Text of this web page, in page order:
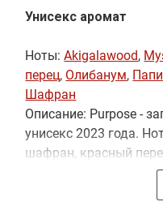
Унисекс аромат
Ноты:Akigalawood,
перец, Олибанум,
Шафран
Описание: Purpose -
унисекс 2023 года.
шафран, красный